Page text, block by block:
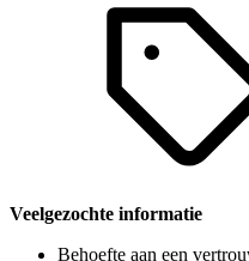
Veelgezochte informatie
Behoefte aan een